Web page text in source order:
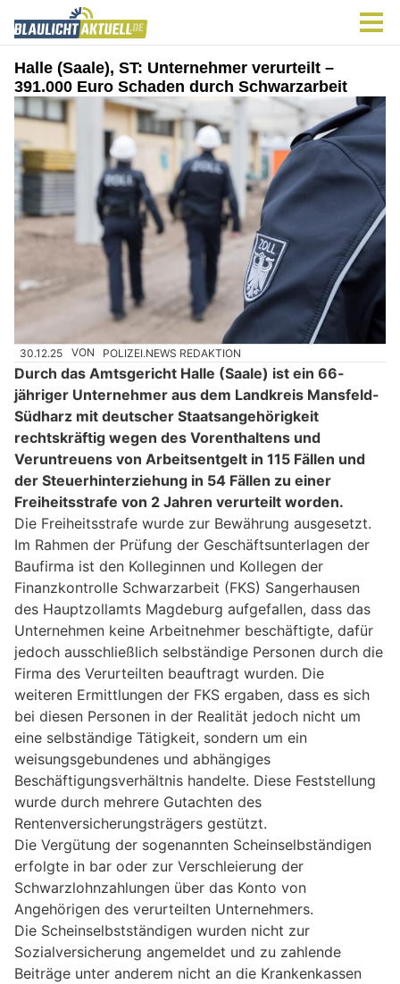
Halle (Saale), ST: Unternehmer verurteilt –
391.000 Euro Schaden durch Schwarzarbeit
30.12.25 VON POLIZEI.NEWS REDAKTION
Durch das Amtsgericht Halle (Saale) ist ein 66-
jähriger Unternehmer aus dem Landkreis Mansfeld-
Südharz mit deutscher Staatsangehörigkeit
rechtskräftig wegen des Vorenthaltens und
Veruntreuens von Arbeitsentgelt in 115 Fällen und
der Steuerhinterziehung in 54 Fällen zu einer
Freiheitsstrafe von 2 Jahren verurteilt worden.
Die Freiheitsstrafe wurde zur Bewährung ausgesetzt.
Im Rahmen der Prüfung der Geschäftsunterlagen der
Baufirma ist den Kolleginnen und Kollegen der
Finanzkontrolle Schwarzarbeit (FKS) Sangerhausen
des Hauptzollamts Magdeburg aufgefallen, dass das
Unternehmen keine Arbeitnehmer beschäftigte, dafür
jedoch ausschließlich selbständige Personen durch die
Firma des Verurteilten beauftragt wurden. Die
weiteren Ermittlungen der FKS ergaben, dass es sich
bei diesen Personen in der Realität jedoch nicht um
eine selbständige Tätigkeit, sondern um ein
weisungsgebundenes und abhängiges
Beschäftigungsverhältnis handelte. Diese Feststellung
wurde durch mehrere Gutachten des
Rentenversicherungsträgers gestützt.
Die Vergütung der sogenannten Scheinselbständigen
erfolgte in bar oder zur Verschleierung der
Schwarzlohnzahlungen über das Konto von
Angehörigen des verurteilten Unternehmers.
Die Scheinselbstständigen wurden nicht zur
Sozialversicherung angemeldet und zu zahlende
Beiträge unter anderem nicht an die Krankenkassen